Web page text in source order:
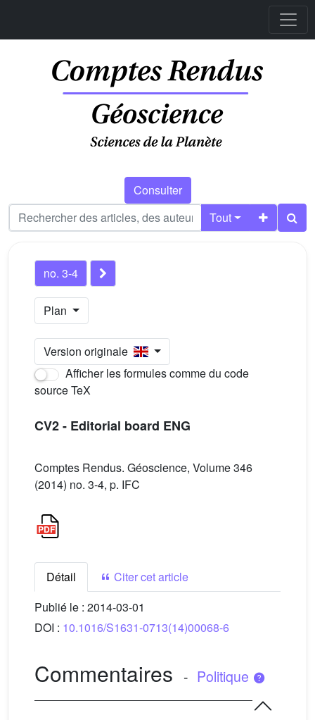
Consulter
Tout
no. 3-4
Plan
Version originale
Afficher les formules comme du code
source TeX
CV2 - Editorial board ENG
Comptes Rendus. Géoscience, Volume 346
(2014) no. 3-4, p. IFC
Détail
Citer cet article
Publié le : 2014-03-01
DOI : 10.1016/S1631-0713(14)00068-6
Commentaires - Politique